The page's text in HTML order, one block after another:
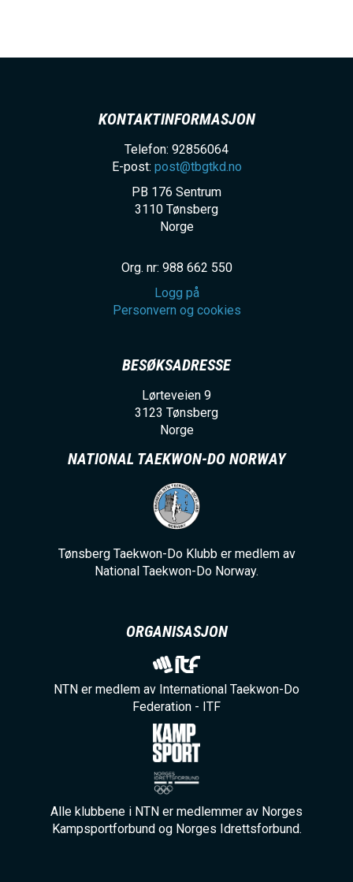
KONTAKTINFORMASJON
Telefon: 92856064
E-post: post@tbgtkd.no
PB 176 Sentrum
3110 Tønsberg
Norge
Org. nr: 988 662 550
Logg på
Personvern og cookies
BESØKSADRESSE
Lørteveien 9
3123 Tønsberg
Norge
NATIONAL TAEKWON-DO NORWAY
Tønsberg Taekwon-Do Klubb er medlem av
National Taekwon-Do Norway.
ORGANISASJON
NTN er medlem av International Taekwon-Do
Federation - ITF
Alle klubbene i NTN er medlemmer av Norges
Kampsportforbund og Norges Idrettsforbund.